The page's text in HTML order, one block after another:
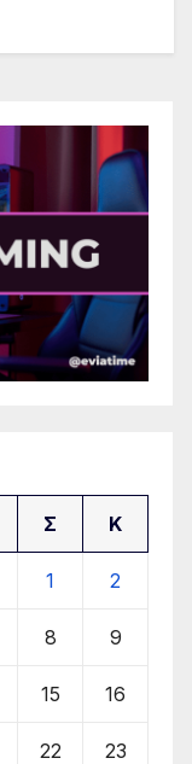
Σ Κ
1 2
8 9
15 16
22 23